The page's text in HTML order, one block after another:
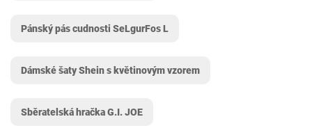
Pánský pás cudnosti SeLgurFos L
Dámské šaty Shein s květinovým vzorem
Sběratelská hračka G.I. JOE